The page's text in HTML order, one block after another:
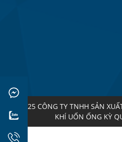
© 2025 CÔNG TY TNHH SẢN
KHÍ UỐN ỐNG KỲ